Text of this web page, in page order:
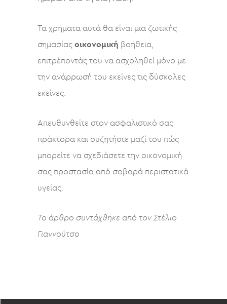
Τα χρήματα αυτά θα είναι μια ζωτικής
σημασίας οικονομική βοήθεια,
επιτρέποντάς του να ασχοληθεί μόνο με
την ανάρρωσή του εκείνες τις δύσκολες
εκείνες.
Απευθυνθείτε στον ασφαλιστικό σας
πράκτορα και συζητήστε μαζί του πώς
μπορείτε να σχεδιάσετε την οικονομική
σας προστασία από σοβαρά περιστατικά
υγείας.
Το άρθρο συντάχθηκε από τον Στέλιο
Γιαννούτσο